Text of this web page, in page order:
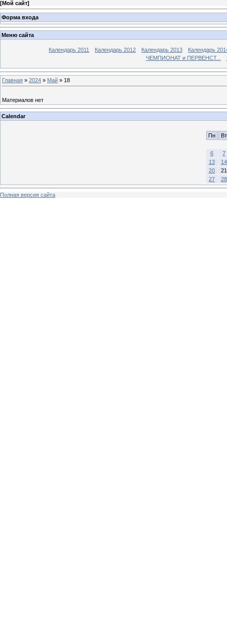
[Мой сайт]
Форма входа
Меню сайта
Календарь 2011 Календарь 2012 Календарь 2013
Календарь
ЧЕМПИОНАТ и ПЕРВЕНСТ...
Главная » 2024 » Май » 18
Материалов нет
Calendar
Пн Вт
6
7
13
14
20
21
27
28
Полная версия сайта